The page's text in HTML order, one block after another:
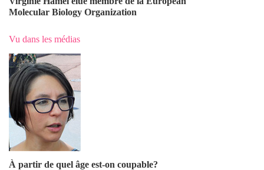
Molecular Biology Organization
Vu dans les médias
À partir de quel âge est-on coupable?